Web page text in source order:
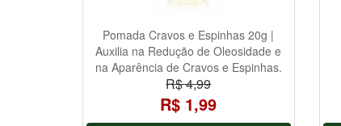
Pomada Cravos e Espinhas 20g |
Auxilia na Redução de Oleosidade e
na Aparência de Cravos e Espinhas.
R$ 4,99
R$ 1,99